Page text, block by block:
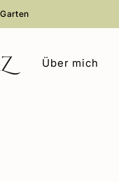
Über mich